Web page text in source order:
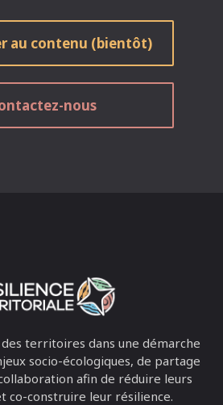
au contenu (bientôt)
nous
territoires dans une démarche
socio-écologiques, de partage
afin de réduire leurs
co-construire leur résilience.